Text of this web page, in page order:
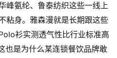
峰氨纶、鲁泰纺织这些一线上
粘身。雅森漫就是长期跟这些
衫实测透气性比行业标准高
也是为什么某连锁餐饮品牌敢